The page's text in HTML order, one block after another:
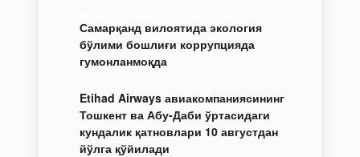
Самарқанд вилоятида экология
бўлими бошлиғи коррупцияда
гумонланмоқда
Etihad Airways авиакомпаниясининг
Тошкент ва Абу-Даби ўртасидаги
кундалик қатновлари 10 августдан
йўлга қўйилади